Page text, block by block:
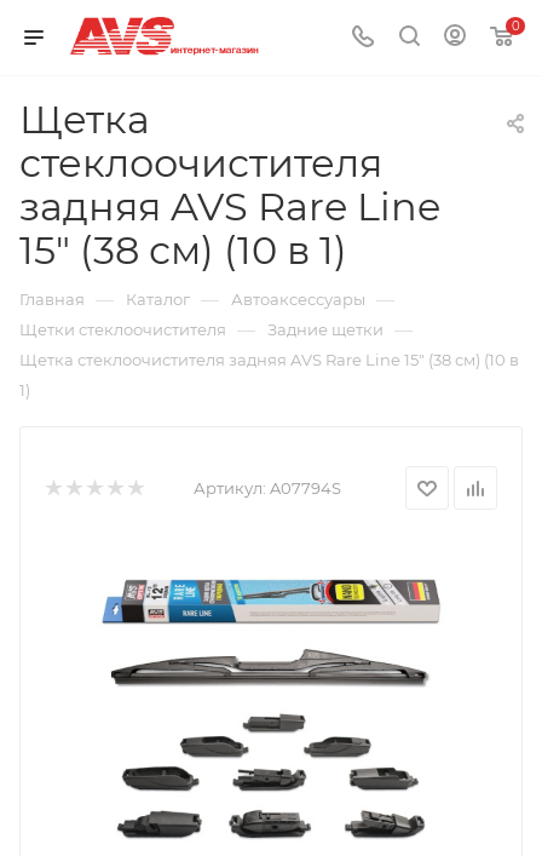
0
Щетка
стеклоочистителя
задняя AVS Rare Line
15" (38 см) (10 в 1)
Главная — Каталог — Автоаксессуары —
Щетки стеклоочистителя — Задние щетки —
Щетка стеклоочистителя задняя AVS Rare Line 15" (38 см) (10 в
1)
Артикул: A07794S